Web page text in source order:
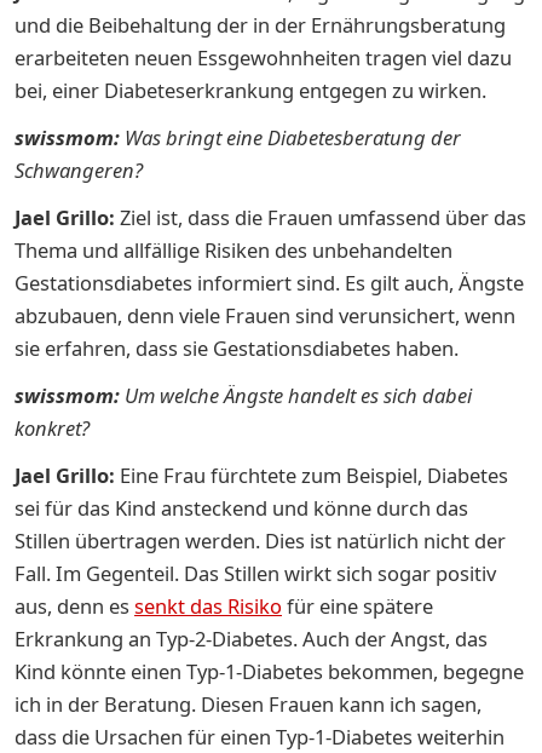
und die Beibehaltung der in der Ernährungsberatung
erarbeiteten neuen Essgewohnheiten tragen viel dazu
bei, einer Diabeteserkrankung entgegen zu wirken.
swissmom: Was bringt eine Diabetesberatung der
Schwangeren?
Jael Grillo: Ziel ist, dass die Frauen umfassend über das
Thema und allfällige Risiken des unbehandelten
Gestationsdiabetes informiert sind. Es gilt auch, Ängste
abzubauen, denn viele Frauen sind verunsichert, wenn
sie erfahren, dass sie Gestationsdiabetes haben.
swissmom: Um welche Ängste handelt es sich dabei
konkret?
Jael Grillo: Eine Frau fürchtete zum Beispiel, Diabetes
sei für das Kind ansteckend und könne durch das
Stillen übertragen werden. Dies ist natürlich nicht der
Fall. Im Gegenteil. Das Stillen wirkt sich sogar positiv
aus, denn es senkt das Risiko für eine spätere
Erkrankung an Typ-2-Diabetes. Auch der Angst, das
Kind könnte einen Typ-1-Diabetes bekommen, begegne
ich in der Beratung. Diesen Frauen kann ich sagen,
dass die Ursachen für einen Typ-1-Diabetes weiterhin